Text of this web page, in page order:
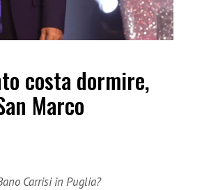
costa dormire,
Marco
Carrisi in Puglia?